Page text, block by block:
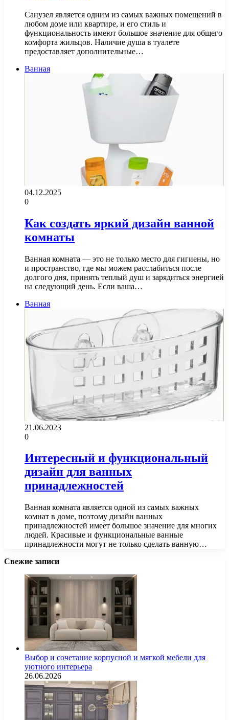
Санузел является одним из самых важных помещений в
любом доме или квартире, и его стиль и
функциональность имеют большое значение для общего
комфорта жильцов. Наличие душа в туалете
предоставляет дополнительные…
Ванная
04.12.2025
0
Как создать яркий дизайн ванной
комнаты
Ванная комната — это не только место для гигиены, но
и пространство, где мы можем расслабиться после
долгого дня, принять теплый душ и зарядиться энергией
на следующий день. Если ваша…
Ванная
21.06.2023
0
Интересный и функциональный
дизайн для ванных
принадлежностей
Ванная комната является одной из самых важных
комнат в доме, поэтому дизайн ванных
принадлежностей имеет большое значение для многих
людей. Красивые и функциональные ванные
принадлежности могут не только сделать ванную…
Свежие записи
Выбор и сочетание корпусной и мягкой мебели для
уютного интерьера
26.06.2026